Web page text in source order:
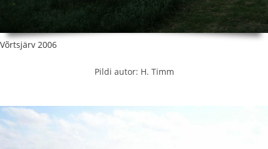
Võrtsjärv 2006
Pildi autor: H. Timm